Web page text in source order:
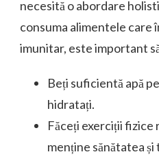
necesită o abordare
consuma alimentele care
imunitar, este important
Beți suficientă apă
hidratați.
Făceți exerciții fizice
menține sănătatea și